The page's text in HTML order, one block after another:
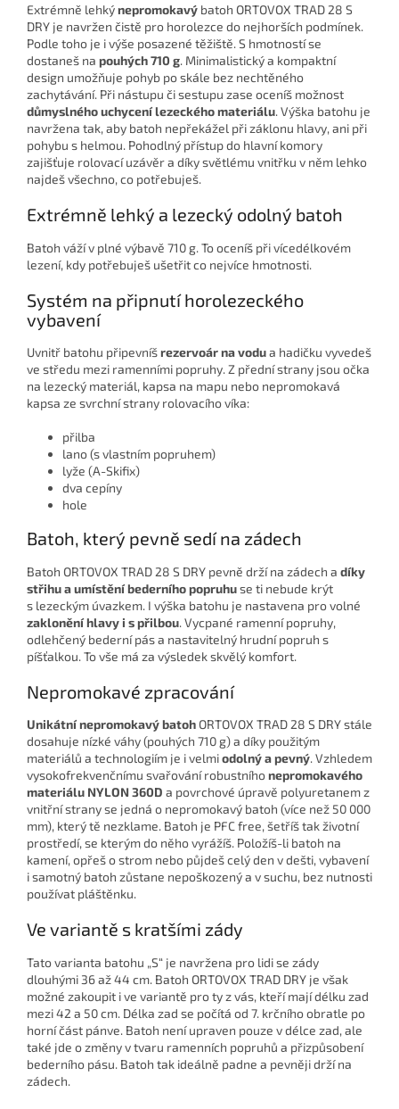
Extrémně lehkýnepromokavý batoh ORTOVOX TRAD 28 S
DRY je navržen čistě pro horolezce do nejhorších podmínek.
Podle toho je i výše posazené těžiště. S hmotností se
dostaneš na pouhých 710 g. Minimalistický a kompaktní
design umožňuje pohyb po skále bez nechtěného
zachytávání. Při nástupu či sestupu zase oceníš možnost
důmyslného uchycení lezeckého materiálu. Výška batohu je
navržena tak, aby batoh nepřekážel při záklonu hlavy, ani při
pohybu s helmou. Pohodlný přístup do hlavní komory
zajišťuje rolovací uzávěr a díky světlému vnitřku v něm lehko
najdeš všechno, co potřebuješ.
Extrémně lehký a lezecký odolný batoh
Batoh váží v plné výbavě 710 g. To oceníš při vícedélkovém
lezení, kdy potřebuješ ušetřit co nejvíce hmotnosti.
Systém na připnutí horolezeckého
vybavení
Uvnitř batohu připevníšrezervoár na vodua hadičku vyvedeš
ve středu mezi ramenními popruhy. Z přední strany jsou očka
na lezecký materiál, kapsa na mapu nebo nepromokavá
kapsa ze svrchní strany rolovacího víka:
přilba
lano (s vlastním popruhem)
lyže (A-Skifix)
dva cepíny
hole
Batoh, který pevně sedí na zádech
Batoh ORTOVOX TRAD 28 S DRY pevně drží na zádech a díky
střihu a umístění bederního popruhuse ti nebude krýt
s lezeckým úvazkem. I výška batohu je nastavena pro volné
zaklonění hlavy i s přilbou. Vycpané ramenní popruhy,
odlehčený bederní pás a nastavitelný hrudní popruh s
píšťalkou. To vše má za výsledek skvělý komfort.
Nepromokavé zpracování
Unikátní nepromokavý batoh ORTOVOX TRAD 28 S DRY stále
dosahuje nízké váhy (pouhých 710 g) a díky použitým
materiálů a technologiím je i velmiodolný a pevný. Vzhledem
vysokofrekvenčnímu svařování robustníhonepromokavého
materiálu NYLON 360D a povrchové úpravě polyuretanem z
vnitřní strany se jedná o nepromokavý batoh (více než 50 000
mm), který tě nezklame. Batoh je PFC free, šetříš tak životní
prostředí, se kterým do něho vyrážíš. Položíš-li batoh na
kamení, opřeš o strom nebo půjdeš celý den v dešti, vybavení
i samotný batoh zůstane nepoškozený a v suchu, bez nutnosti
používat pláštěnku.
Ve variantě s kratšími zády
Tato varianta batohu „S“ je navržena pro lidi se zády
dlouhými 36 až 44 cm. Batoh ORTOVOX TRAD DRY je však
možné zakoupit i ve variantě pro ty z vás, kteří mají délku zad
mezi 42 a 50 cm. Délka zad se počítá od 7. krčního obratle po
horní část pánve. Batoh není upraven pouze v délce zad, ale
také jde o změny v tvaru ramenních popruhů a přizpůsobení
bederního pásu. Batoh tak ideálně padne a pevněji drží na
zádech.